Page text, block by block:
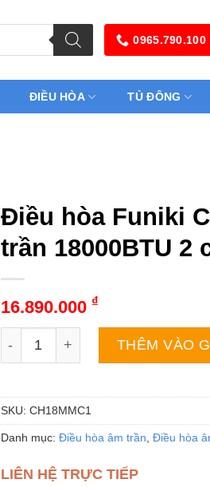
0965.790.100
ĐIỀU HÒA TỦ ĐÔNG
Điều hòa Funiki
trần 18000BTU 2
16.890.000 ₫
Điều hòa Funiki CH18MMC1 âm
THÊM VÀO
SKU: CH18MMC1
Danh mục: Điều hòa âm trần Điều hòa
LIÊN HỆ TRỰC TIẾP